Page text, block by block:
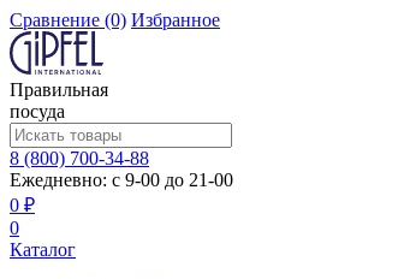
Сравнение (0) Избранное
Правильная
посуда
8 (800) 700-34-88
Ежедневно: с 9-00 до 21-00
0 ₽
0
Каталог